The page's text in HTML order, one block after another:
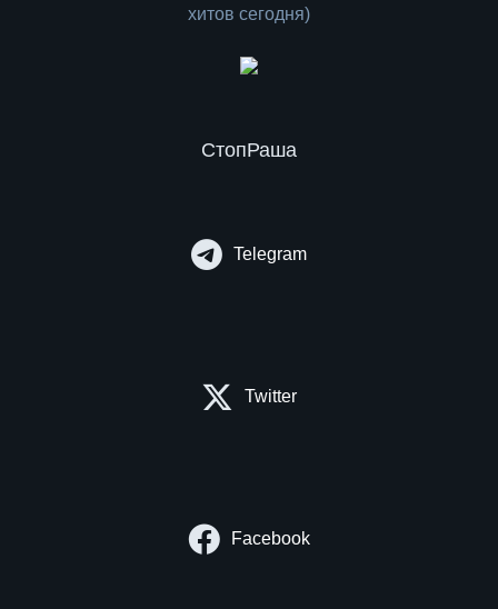
СтопРаша
Telegram
Twitter
Facebook